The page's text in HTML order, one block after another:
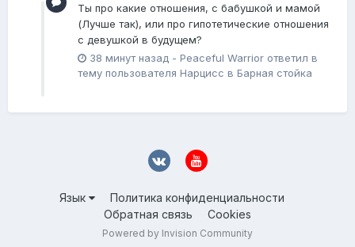
Ты про какие отношения, с бабушкой и мамой
(Лучше так), или про гипотетические отношения
с девушкой в будущем?
38 минут назад - Peaceful Warrior ответил в
тему пользователя Нарцисс в Барная стойка
Язык
Политика конфиденциальности
Обратная связь
Cookies
Powered by Invision Community